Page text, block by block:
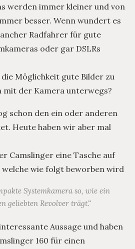
werden immer kleiner und von
besser. Wenn wundert es
Radfahrer für gute
oder gar DSLRs
Möglichkeit gute Bilder zu
mit der Kamera unterwegs?
schon den ein oder anderen
Heute haben wir aber mal
Camslinger eine Tasche auf
wie folgt beworben wird
Systemkamera so, wie ein
geliebten Revolver trägt.“
Aussage und haben
160 für einen